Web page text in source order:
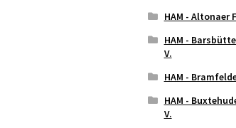
HAM - Altonaer
HAM -
V.
HAM -
HAM -
V.